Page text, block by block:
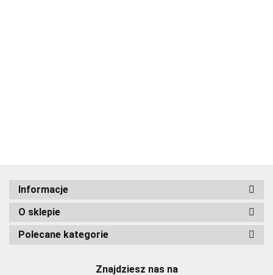
Informacje
O sklepie
Polecane kategorie
Znajdziesz nas na